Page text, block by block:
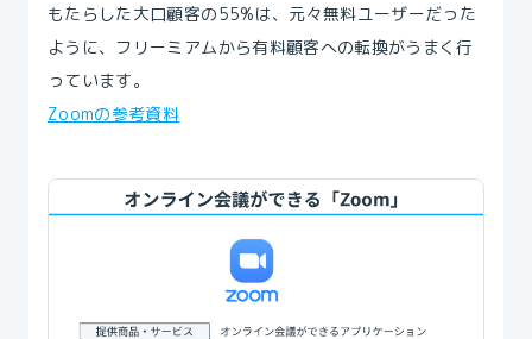
もたらした大口顧客の55%は、元々無料ユーザーだった
ように、フリーミアムから有料顧客への転換がうまく行
っています。
Zoomの参考資料